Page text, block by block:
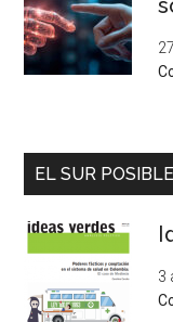
EL SUR POSIBLE
3